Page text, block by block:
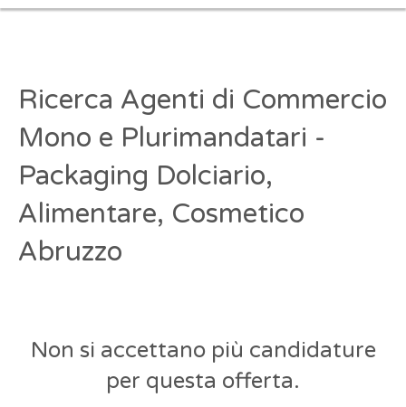
Ricerca Agenti di Commercio
Mono e Plurimandatari -
Packaging Dolciario,
Alimentare, Cosmetico
Abruzzo
Non si accettano più candidature
per questa offerta.